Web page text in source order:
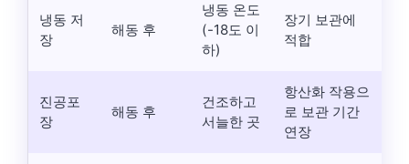
냉동 저
장
해동 후
냉동 온도
(-18도 이
하)
장기 보관에
적합
진공포
장
해동 후
건조하고
서늘한 곳
항산화 작용으
로 보관 기간
연장